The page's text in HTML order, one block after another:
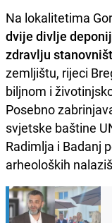
Na lokalitetima
dvije divlje
zdravlju
zemljištu, rijeci
biljnom i
Posebno
svjetske baštine
Radimlja i Badanj
arheoloških